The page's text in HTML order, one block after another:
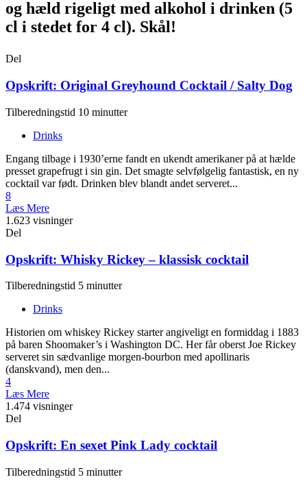
og hæld rigeligt med alkohol i drinken (5
cl i stedet for 4 cl). Skål!
Del
Opskrift: Original Greyhound Cocktail / Salty Dog
Tilberedningstid 10 minutter
Drinks
Engang tilbage i 1930’erne fandt en ukendt amerikaner på at hælde
presset grapefrugt i sin gin. Det smagte selvfølgelig fantastisk, en ny
cocktail var født. Drinken blev blandt andet serveret...
8
Læs Mere
1.623 visninger
Del
Opskrift: Whisky Rickey – klassisk cocktail
Tilberedningstid 5 minutter
Drinks
Historien om whiskey Rickey starter angiveligt en formiddag i 1883
på baren Shoomaker’s i Washington DC. Her får oberst Joe Rickey
serveret sin sædvanlige morgen-bourbon med apollinaris
(danskvand), men den...
4
Læs Mere
1.474 visninger
Del
Opskrift: En sexet Pink Lady cocktail
Tilberedningstid 5 minutter